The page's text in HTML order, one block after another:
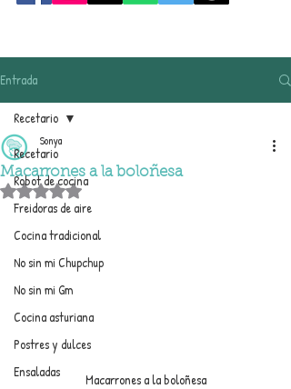
Entrada
Recetario
Robot de cocina
Freidoras de aire
Cocina tradicional
No sin mi Chupchup
No sin mi Gm
Cocina asturiana
Postres y dulces
Ensaladas
Recetario
Macarrones a la boloñesa
Sonya
Obtuvo NaN de 5 estrellas.
Macarrones a la boloñesa